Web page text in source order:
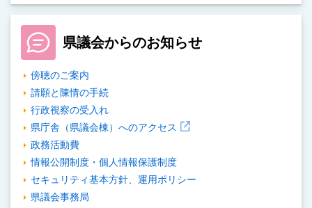
県議会からのお知らせ
傍聴のご案内
請願と陳情の手続
行政視察の受入れ
県庁舎（県議会棟）へのアクセス
政務活動費
情報公開制度・個人情報保護制度
セキュリティ基本方針、運用ポリシー
県議会事務局